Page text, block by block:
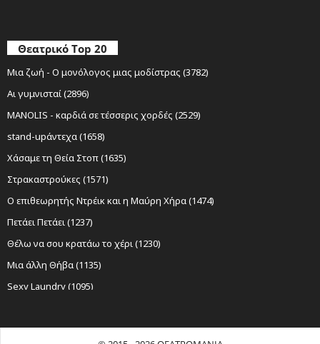
Θεατρικό Top 20
Μια ζωή - Ο μονόλογος μιας μοδίστρας (3782)
Αι γυμνισταί (2896)
MANOLIS - καρδιά σε τέσσερις χορδές (2529)
stand-upάντεχα (1658)
Χάσαμε τη Θεία Στοπ (1635)
Στρακαστρούκες (1571)
Ο επιθεωρητής Ντρέικ και η Μαύρη Χήρα (1474)
Πετάει Πετάει (1237)
Θέλω να σου κρατάω το χέρι (1230)
Μια άλλη Θήβα (1135)
Sexy Laundry (1095)
Ο Σώζων Εαυτόν Σωθήτω (1019)